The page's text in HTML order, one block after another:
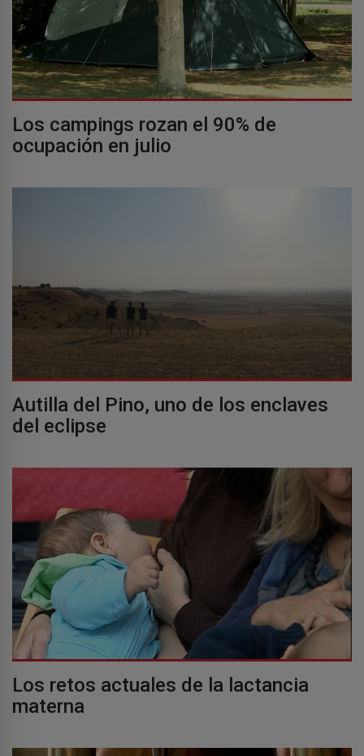
Los campings rozan el 90% de
ocupación en julio
Autilla del Pino, uno de los enclaves
del eclipse
Los retos actuales de la lactancia
materna